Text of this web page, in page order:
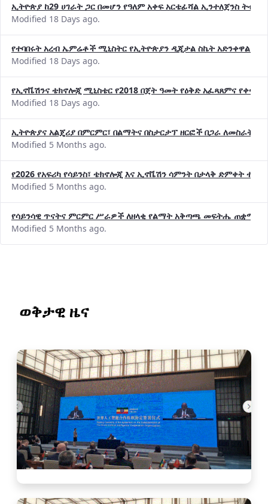
ኢትዮጵያ ከ29 ሀገራት ጋር በመሆን የዓለም አቀፍ አርቴፊሻል ኢንተለጀንስ
Modified 18 Days ago.
የተባበሩት አረብ ኤምሬቶች ሚኒስትር የኢትዮጵያን ዲጂታል ስኬት አድንቀዋል
Modified 18 Days ago.
የኢኖቬሽንና ቴክኖሎጂ ሚኒስቴር የ2018 በጀት ዓመት የዕቅድ አፈጻጸምና
Modified 18 Days ago.
ኢትዮጵያና አልጄሪያ በምርምር፣ በልማትና በስታርታፕ ዘርፎች በጋራ ለመስራት
Modified 5 Months ago.
የ2026 የአፍሪካ የሳይንስ፣ ቴክኖሎጂ እና ኢኖቬሽን ሳምንት በታላቅ ድምቀት
Modified 5 Months ago.
የሳይንሳዊ ጥናትና ምርምር ሥራዎች ለዘላቂ የልማት አቅጣጫ መፍትሔ ጠቋሚ
Modified 5 Months ago.
ወቅታዊ ዜና